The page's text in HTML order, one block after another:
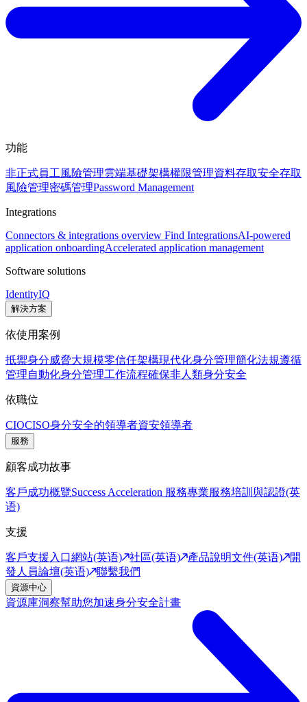
功能
非正式員工風險管理雲端基礎架構權限管理資料存取安全存取
風險管理密碼管理Password Management
Integrations
Connectors & integrations overview Find IntegrationsAI-powered
application onboardingAccelerated application management
Software solutions
IdentityIQ
解決方案
依使用案例
抵禦身分威脅大規模零信任架構現代化身分管理簡化法規遵循
管理自動化身分管理工作流程確保非人類身分安全
依職位
CIOCISO身分安全的領導者資安領導者
服務
顧客成功故事
客戶成功概覽Success Acceleration 服務專業服務培訓與認證(英
语)
支援
客戶支援入口網站(英语) 社區(英语) 產品說明文件(英语)
開
發人員論壇(英语)
聯繫我們
資源中心
資源庫洞察幫助您加速身分安全計畫